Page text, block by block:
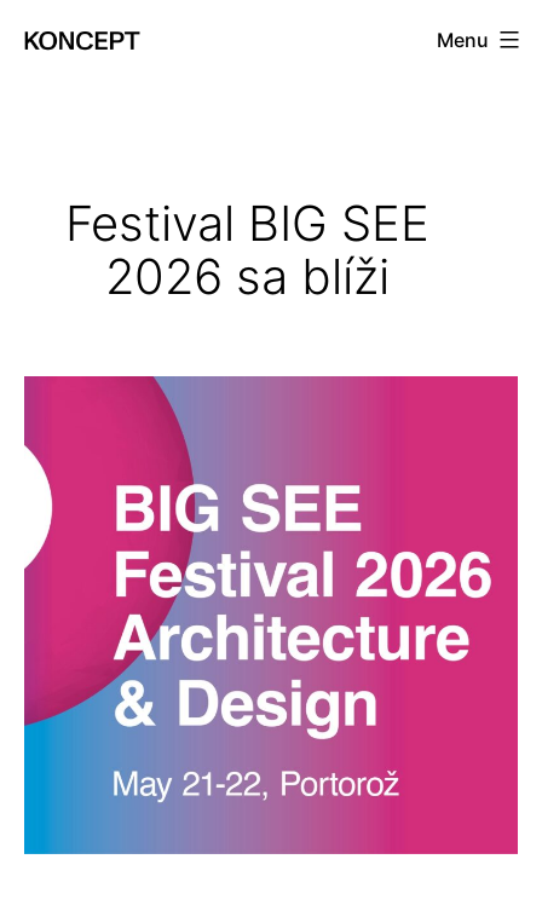
Menu
Festival BIG SEE
2026 sa blíži